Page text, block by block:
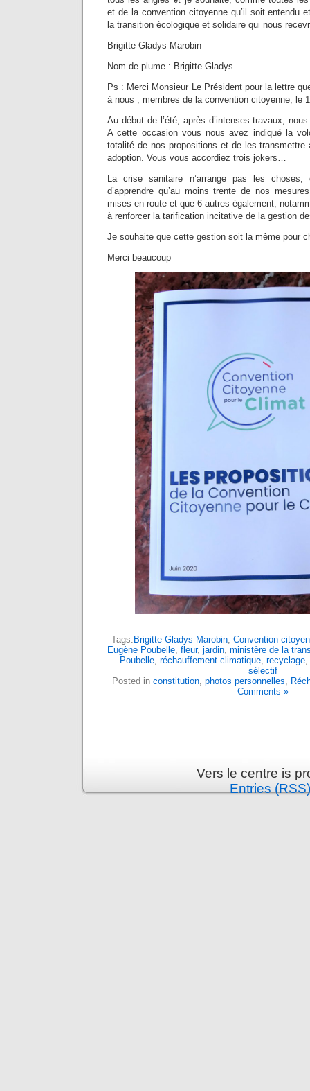
et de la convention citoyenne qu’il soit entendu
la transition écologique et solidaire qui nous
Brigitte Gladys Marobin
Nom de plume : Brigitte Gladys
Ps : Merci Monsieur Le Président pour la lettre
à nous , membres de la convention citoyenne, le
Au début de l’été, après d’intenses travaux,
A cette occasion vous nous avez indiqué la
totalité de nos propositions et de les transmettre
adoption. Vous vous accordiez trois jokers…
La crise sanitaire n’arrange pas les
d’apprendre qu’au moins trente de nos
mises en route et que 6 autres également,
à renforcer la tarification incitative de la gestion
Je souhaite que cette gestion soit la même pour
Merci beaucoup
Tags: Brigitte Gladys Marobin, Convention
Eugène Poubelle, fleur, jardin, ministère de la
Poubelle, réchauffement climatique, recyclage,
sélectif
Posted in constitution, photos personnelles,
Comments »
Vers le centre is
Entries (RSS)